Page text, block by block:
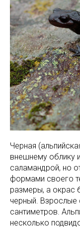
Черная
внешнему облику
саламандрой, но
формами своего
размеры, а окрас
черный. Взрослые
сантиметров.
несколько